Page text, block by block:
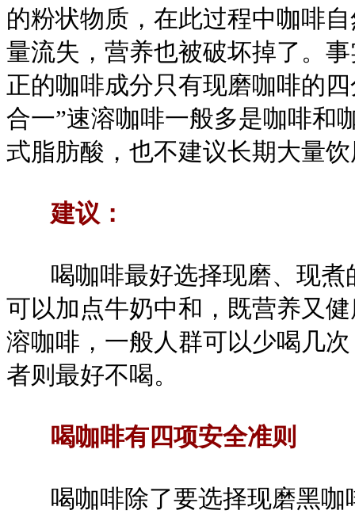
的粉状物质，在此过程中咖啡
量流失，营养也被破坏掉了。
正的咖啡成分只有现磨咖啡的
合一”速溶咖啡一般多是咖啡和
式脂肪酸，也不建议长期大量
建议：
喝咖啡最好选择现磨、现煮
可以加点牛奶中和，既营养又
溶咖啡，一般人群可以少喝几
者则最好不喝。
喝咖啡有四项安全准则
喝咖啡除了要选择现磨黑咖